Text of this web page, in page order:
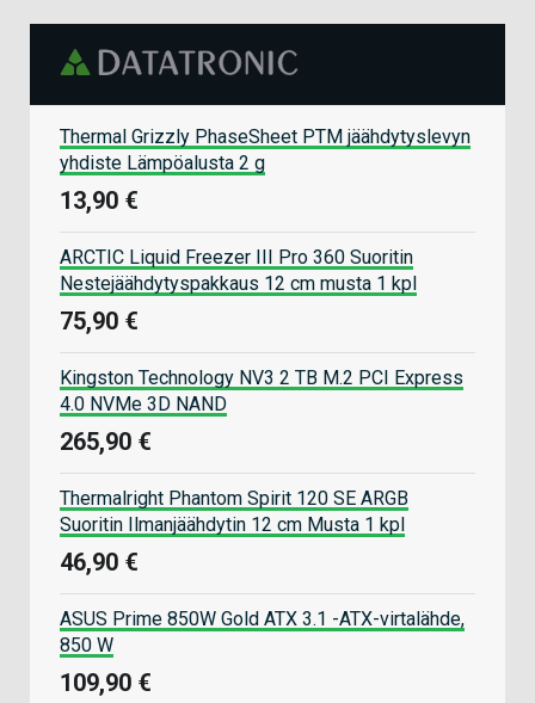
Thermal Grizzly PhaseSheet PTM jäähdytyslevyn
yhdiste Lämpöalusta 2 g
13,90 €
ARCTIC Liquid Freezer III Pro 360 Suoritin
Nestejäähdytyspakkaus 12 cm musta 1 kpl
75,90 €
Kingston Technology NV3 2 TB M.2 PCI Express
4.0 NVMe 3D NAND
265,90 €
Thermalright Phantom Spirit 120 SE ARGB
Suoritin Ilmanjäähdytin 12 cm Musta 1 kpl
46,90 €
ASUS Prime 850W Gold ATX 3.1 -ATX-virtalähde,
850 W
109,90 €